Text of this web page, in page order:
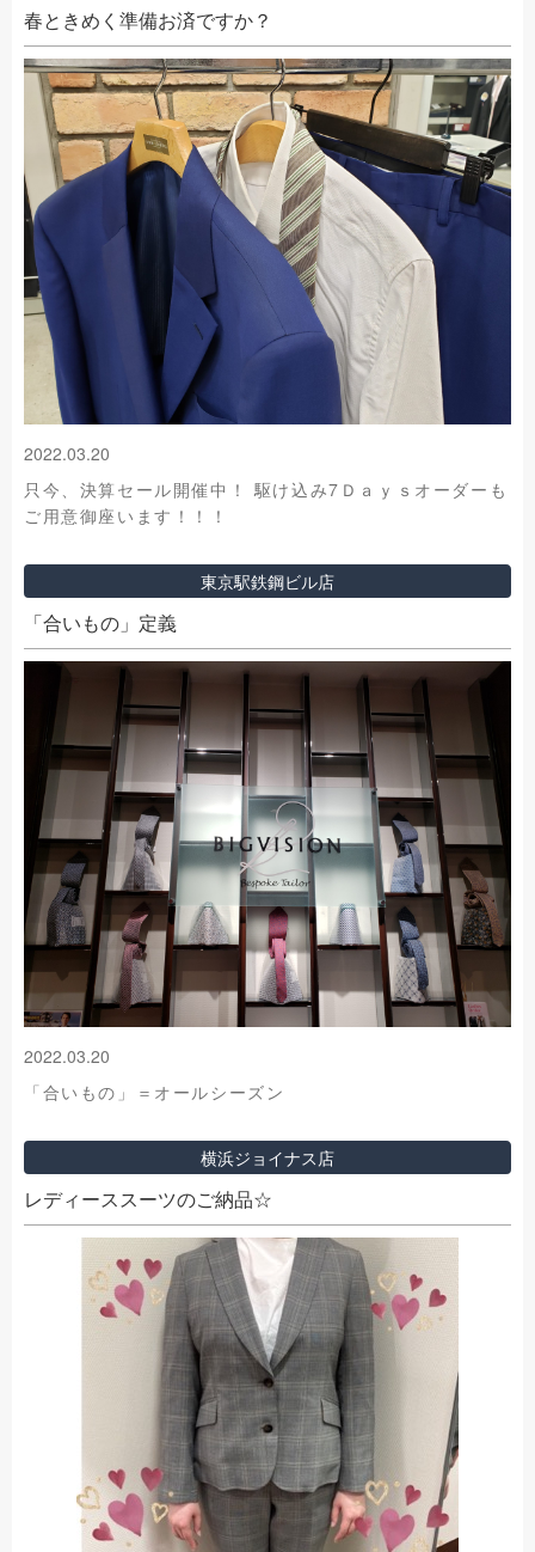
春ときめく準備お済ですか？
2022.03.20
只今、決算セール開催中！ 駆け込み7Ｄａｙｓオーダーも
ご用意御座います！！！
東京駅鉄鋼ビル店
「合いもの」定義
2022.03.20
「合いもの」＝オールシーズン
横浜ジョイナス店
レディーススーツのご納品☆